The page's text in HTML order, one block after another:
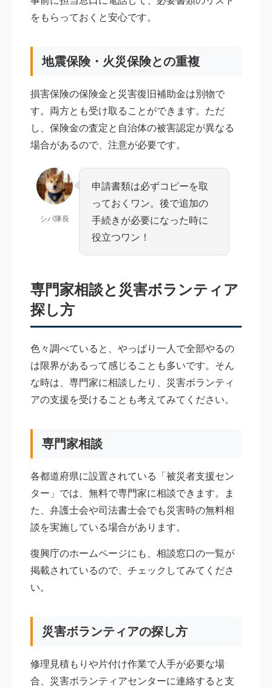
をもらっておくと安心です。
地震保険・火災保険との重複
損害保険の保険金と災害復旧補助金は別物で
す。両方とも受け取ることができます。ただ
し、保険金の査定と自治体の被害認定が異なる
場合があるので、注意が必要です。
シバ隊長
申請書類は必ずコピーを取
っておくワン。後で追加の
手続きが必要になった時に
役立つワン！
専門家相談と災害ボランティア
探し方
色々調べていると、やっぱり一人で全部やるの
は限界があるって感じることも多いです。そん
な時は、専門家に相談したり、災害ボランティ
アの支援を受けることも考えてみてください。
専門家相談
各都道府県に設置されている「被災者支援セン
ター」では、無料で専門家に相談できます。ま
た、弁護士会や司法書士会でも災害時の無料相
談を実施している場合があります。
復興庁のホームページにも、相談窓口の一覧が
掲載されているので、チェックしてみてくださ
い。
災害ボランティアの探し方
修理見積もりや片付け作業で人手が必要な場
合、災害ボランティアセンターに連絡すると支